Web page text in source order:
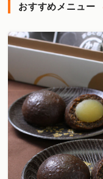
おすすめメニュー